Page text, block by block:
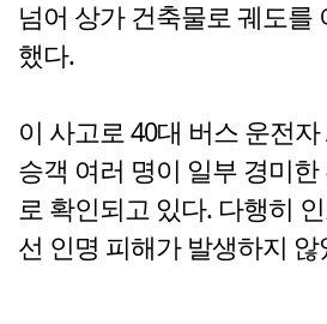
넘어 상가 건축물로 궤도를
했다.
이 사고로 40대 버스 운전
승객 여러 명이 일부 경미
로 확인되고 있다. 다행히
선 인명 피해가 발생하지 않